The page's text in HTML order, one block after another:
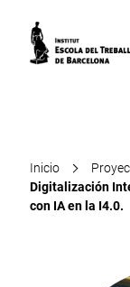
Inicio
Digitalización
con IA en la I4.0.